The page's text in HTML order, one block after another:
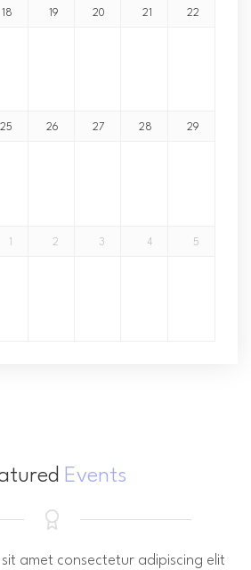
18 19 20 21 22
25 26 27 28 29
2 3 4 5
Events
amet consectetur adipiscing elit